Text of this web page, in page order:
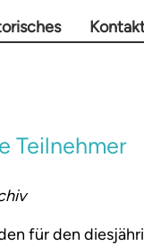
Teilnehmer
für den